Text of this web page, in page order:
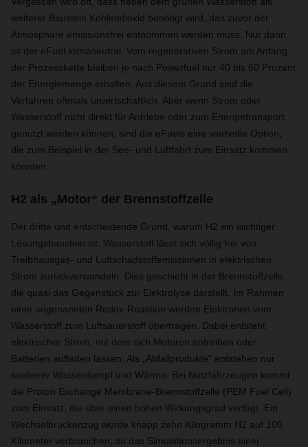
weiterer Baustein Kohlendioxid benötigt wird, das zuvor der
Atmosphäre emissionsfrei entnommen werden muss. Nur dann
ist der eFuel klimaneutral. Vom regenerativen Strom am Anfang
der Prozesskette bleiben je nach Powerfuel nur 40 bis 60 Prozent
der Energiemenge erhalten. Aus diesem Grund sind die
Verfahren oftmals unwirtschaftlich. Aber wenn Strom oder
Wasserstoff nicht direkt für Antriebe oder zum Energietransport
genutzt werden können, sind die eFuels eine wertvolle Option,
die zum Beispiel in der See- und Luftfahrt zum Einsatz kommen
könnten.
H2 als „Motor“ der Brennstoffzelle
Der dritte und entscheidende Grund, warum H2 ein wichtiger
Lösungsbaustein ist: Wasserstoff lässt sich völlig frei von
Treibhausgas- und Luftschadstoffemissionen in elektrischen
Strom zurückverwandeln. Dies geschieht in der Brennstoffzelle,
die quasi das Gegenstück zur Elektrolyse darstellt. Im Rahmen
einer sogenannten Redox-Reaktion werden Elektronen vom
Wasserstoff zum Luftsauerstoff übertragen. Dabei entsteht
elektrischer Strom, mit dem sich Motoren antreiben oder
Batterien aufladen lassen. Als „Abfallprodukte“ entstehen nur
sauberer Wasserdampf und Wärme. Bei Nutzfahrzeugen kommt
die Proton Exchange Membrane-Brennstoffzelle (PEM Fuel Cell)
zum Einsatz, die über einen hohen Wirkungsgrad verfügt. Ein
Wechselbrückenzug würde knapp zehn Kilogramm H2 auf 100
Kilometer verbrauchen, so das Simulationsergebnis einer